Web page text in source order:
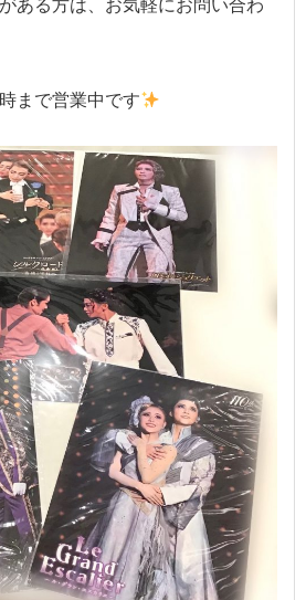
ある方は、お気軽にお問い合わ
まで営業中です